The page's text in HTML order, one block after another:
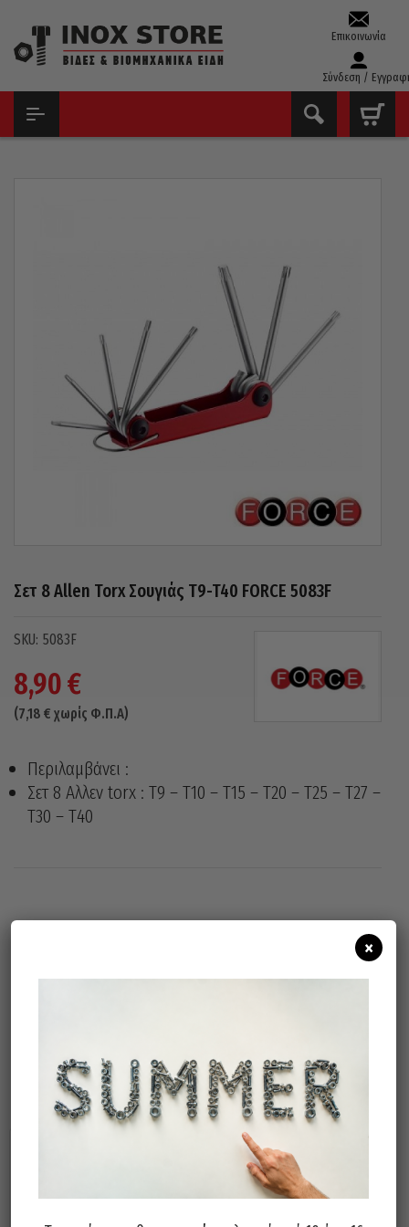
Επικοινωνία
Σύνδεση /
Σετ 8 Allen Torx Σουγιάς T9-T40 FORCE 5083F
5083F
8,90€
(7,18 € χωρίς Φ.Π.Α)
Περιλαμβάνει :
Σετ 8 Αλλεν torx : Τ9 – Τ10 – Τ15 – Τ20 – Τ25 – Τ27 –
Τ30 – Τ40
Προσθήκη Στο Καλάθι
Σχετικά προϊόντα
×